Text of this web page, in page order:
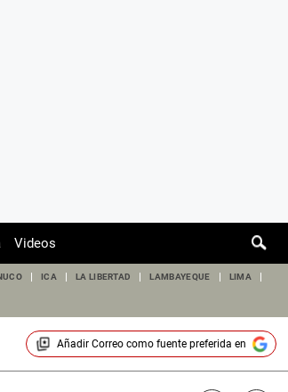
Videos
ICA LA LIBERTAD LAMBAYEQUE LIMA
Añadir Correocomo fuente preferida en